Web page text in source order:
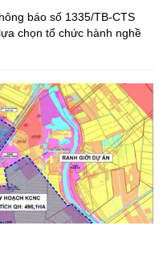
báo số 1335/TB-CTS
chọn tổ chức hành nghề